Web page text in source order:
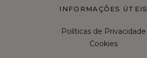
INFORMAÇÕES ÚTEIS
Políticas de Privacidade
Cookies